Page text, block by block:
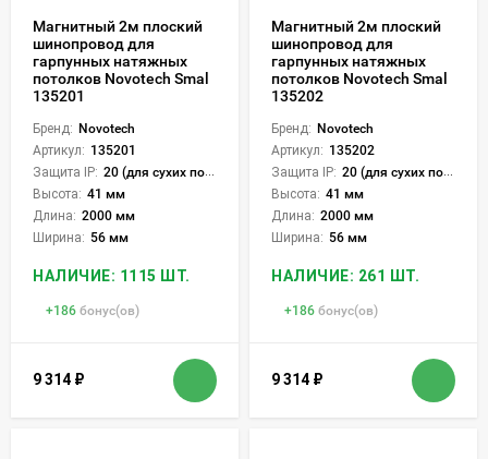
Магнитный 2м плоский
шинопровод для
гарпунных натяжных
потолков Novotech Smal
135201
Бренд: Novotech
Артикул: 135201
Защита IP: 20 (для сухих пом.)
Высота: 41 мм
Длина: 2000 мм
Ширина: 56 мм
НАЛИЧИЕ: 1115 ШТ.
+186 бонус(ов)
9 314 ₽
Магнитный 2м плоский
шинопровод для
гарпунных натяжных
потолков Novotech Smal
135202
Бренд: Novotech
Артикул: 135202
Защита IP: 20 (для сухих пом.)
Высота: 41 мм
Длина: 2000 мм
Ширина: 56 мм
НАЛИЧИЕ: 261 ШТ.
+186 бонус(ов)
9 314 ₽